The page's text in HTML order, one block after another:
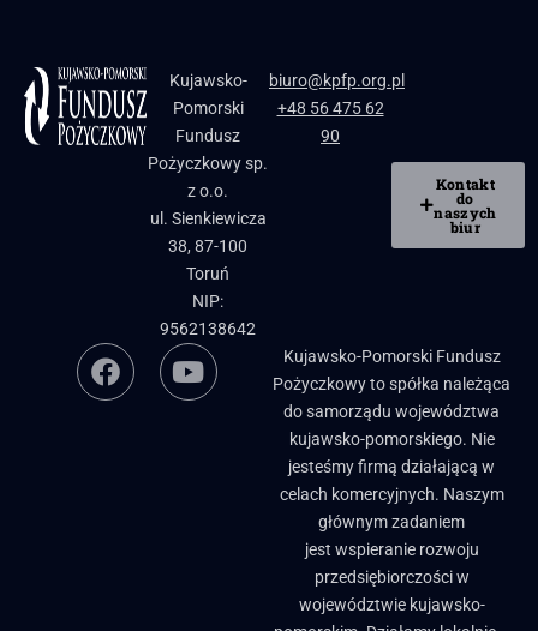
Kujawsko-
Pomorski
Fundusz
Pożyczkowy sp.
z o.o.
ul. Sienkiewicza
38, 87-100
Toruń
NIP:
9562138642
biuro@kpfp.org.pl
+48 56 475 62
90
Kontakt
do
naszych
biur
Kujawsko-Pomorski Fundusz
Pożyczkowy to spółka należąca
do samorządu województwa
kujawsko-pomorskiego. Nie
jesteśmy firmą działającą w
celach komercyjnych. Naszym
głównym zadaniem
jest wspieranie rozwoju
przedsiębiorczości w
województwie kujawsko-